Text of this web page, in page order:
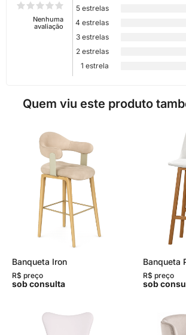
Nenhuma
avaliação
5 estrelas
4 estrelas
3 estrelas
2 estrelas
1 estrela
Quem viu este produto
Banqueta Iron
R$ preço
sob consulta
Banqueta
R$ preço
sob